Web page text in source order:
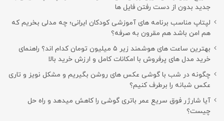
جدید بدون از دست رفتن فایل ها
لپتاپ مناسب برنامه های آموزشی کودکان ایرانی؛ چه مدلی بخریم که
هم امن باشد هم مقرون به صرفه؟
بهترین ساعت های هوشمند زیر ۵ میلیون تومان کدام اند؟ راهنمای
خرید مدل های پرفروش با امکانات کامل و ارزش خرید بالا
چگونه در شب با گوشی عکس های روشن بگیریم و مشکل نویز و تاری
عکس شبانه را برطرف کنیم؟
آیا شارژر فوق سریع عمر باتری گوشی را کاهش میدهد و راه حل
چیست؟